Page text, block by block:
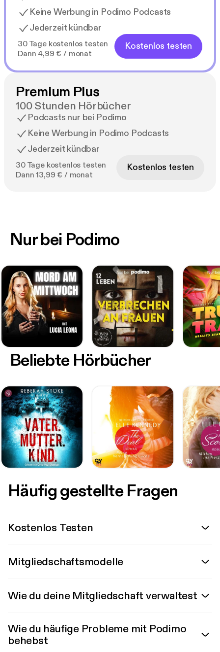
Keine Werbung in Podimo Podcasts
Jederzeit kündbar
30 Tage kostenlos testen
Dann 4,99 € / monat
Kostenlos testen
Premium Plus
100 Stunden Hörbücher
Podcasts nur bei Podimo
Keine Werbung in Podimo Podcasts
Jederzeit kündbar
30 Tage kostenlos testen
Dann 13,99 € / monat
Kostenlos testen
Nur bei Podimo
Beliebte Hörbücher
Häufig gestellte Fragen
Kostenlos Testen
Mitgliedschaftsmodelle
Wie du deine Mitgliedschaft verwaltest
Wie du häufige Probleme mit Podimo
behebst